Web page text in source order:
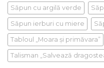
Săpun cu argilă verde
Săpun ierburi cu miere
Tabloul „Moara și primăvara”
Talisman „Salvează